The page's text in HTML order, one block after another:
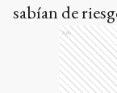
sabían de
Ads